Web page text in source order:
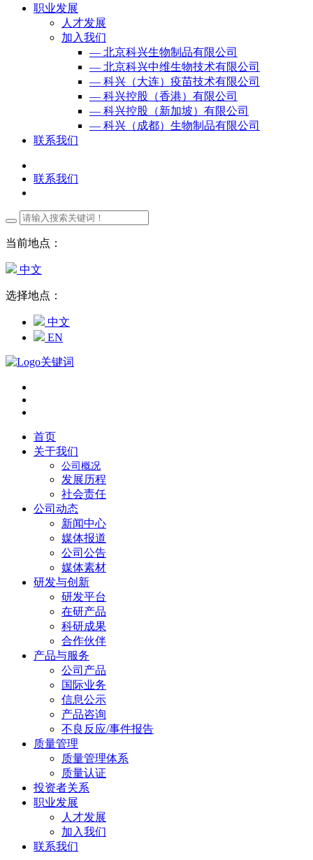
职业发展
人才发展
加入我们
— 北京科兴生物制品有限公司
— 北京科兴中维生物技术有限公司
— 科兴（大连）疫苗技术有限公司
— 科兴控股（香港）有限公司
— 科兴控股（新加坡）有限公司
— 科兴（成都）生物制品有限公司
联系我们
联系我们
当前地点：
中文
选择地点：
中文
EN
首页
关于我们
公司概况
发展历程
社会责任
公司动态
新闻中心
媒体报道
公司公告
媒体素材
研发与创新
研发平台
在研产品
科研成果
合作伙伴
产品与服务
公司产品
国际业务
信息公示
产品咨询
不良反应/事件报告
质量管理
质量管理体系
质量认证
投资者关系
职业发展
人才发展
加入我们
联系我们